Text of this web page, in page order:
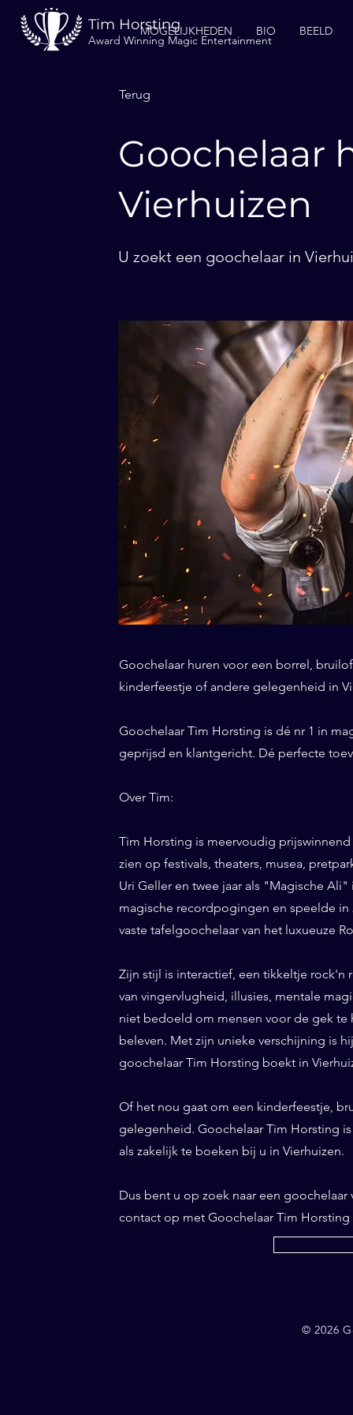
Tim Horsting
Award Winning Magic Entertainment
MOGELIJKHEDEN BIO BEELD
Terug
Goochelaar
Vierhuizen
U zoekt een goochelaar in
Goochelaar huren voor een borrel,
kinderfeestje of andere gelegenheid in
Goochelaar Tim Horsting is dé nr 1 in
geprijsd en klantgericht. Dé perfecte
Over Tim:
Tim Horsting is meervoudig
zien op festivals, theaters, musea,
Uri Geller en twee jaar als "Magische
magische recordpogingen en speelde in
vaste tafelgoochelaar van het luxueuze
Zijn stijl is interactief, een tikkeltje rock'n
van vingervlugheid, illusies, mentale
niet bedoeld om mensen voor de gek te
beleven. Met zijn unieke verschijning is
goochelaar Tim Horsting boekt in
Of het nou gaat om een kinderfeestje,
gelegenheid. Goochelaar Tim Horsting
als zakelijk te boeken bij u in Vierhuizen.
Dus bent u op zoek naar een
contact op met Goochelaar Tim Horsting
© 2026